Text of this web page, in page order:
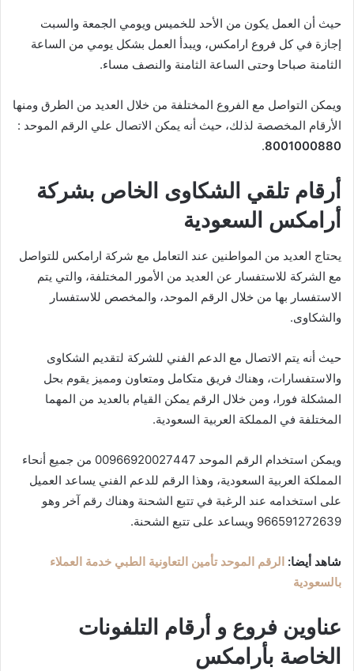
حيث أن العمل يكون من الأحد للخميس ويومي الجمعة والسبت
إجازة في كل فروع ارامكس، ويبدأ العمل بشكل يومي من الساعة
الثامنة صباحا وحتى الساعة الثامنة والنصف مساء.
ويمكن التواصل مع الفروع المختلفة من خلال العديد من الطرق ومنها
الأرقام المخصصة لذلك، حيث أنه يمكن الاتصال علي الرقم الموحد :
8001000880
.
أرقام تلقي الشكاوى الخاص بشركة
أرامكس السعودية
يحتاج العديد من المواطنين عند التعامل مع شركة ارامكس للتواصل
مع الشركة للاستفسار عن العديد من الأمور المختلفة، والتي يتم
الاستفسار بها من خلال الرقم الموحد، والمخصص للاستفسار
والشكاوى.
حيث أنه يتم الاتصال مع الدعم الفني للشركة لتقديم الشكاوى
والاستفسارات، وهناك فريق متكامل ومتعاون ومميز يقوم بحل
المشكلة فورا، ومن خلال الرقم يمكن القيام بالعديد من المهما
المختلفة في المملكة العربية السعودية.
ويمكن استخدام الرقم الموحد 00966920027447 من جميع أنحاء
المملكة العربية السعودية، وهذا الرقم للدعم الفني يساعد العميل
على استخدامه عند الرغبة في تتبع الشحنة وهناك رقم آخر وهو
966591272639 ويساعد على تتبع الشحنة.
شاهد أيضا: الرقم الموحد تأمين التعاونية الطبي خدمة العملاء
بالسعودية
عناوين فروع و أرقام التلفونات
الخاصة بأرامكس